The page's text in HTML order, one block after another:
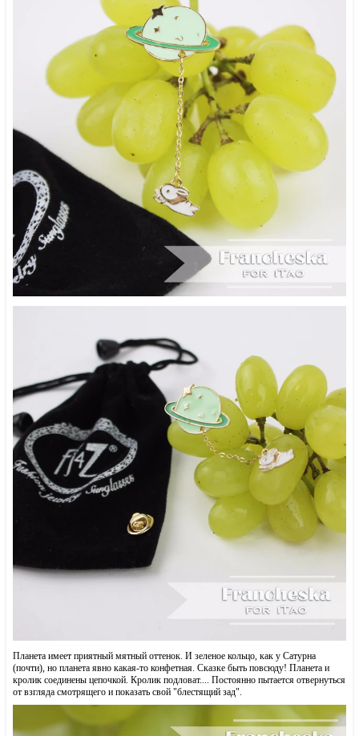
Планета имеет приятный мятный оттенок. И зеленое кольцо, как у Сатурна
(почти), но планета явно какая-то конфетная. Сказке быть повсюду! Планета и
кролик соединены цепочкой. Кролик подловат.... Постоянно пытается отвернуться
от взгляда смотрящего и показать свой "блестящий зад".